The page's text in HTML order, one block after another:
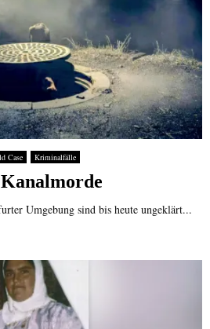
Case Kriminalfälle
Umgebung sind bis heute ungeklärt...